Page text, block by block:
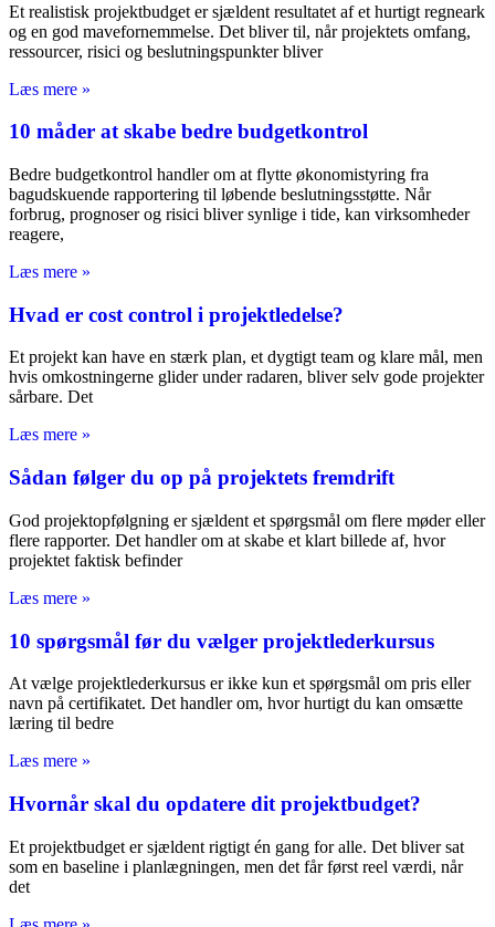
Et realistisk projektbudget er sjældent resultatet af et hurtigt regneark
og en god mavefornemmelse. Det bliver til, når projektets omfang,
ressourcer, risici og beslutningspunkter bliver
Læs mere »
10 måder at skabe bedre budgetkontrol
Bedre budgetkontrol handler om at flytte økonomistyring fra
bagudskuende rapportering til løbende beslutningsstøtte. Når
forbrug, prognoser og risici bliver synlige i tide, kan virksomheder
reagere,
Læs mere »
Hvad er cost control i projektledelse?
Et projekt kan have en stærk plan, et dygtigt team og klare mål, men
hvis omkostningerne glider under radaren, bliver selv gode projekter
sårbare. Det
Læs mere »
Sådan følger du op på projektets fremdrift
God projektopfølgning er sjældent et spørgsmål om flere møder eller
flere rapporter. Det handler om at skabe et klart billede af, hvor
projektet faktisk befinder
Læs mere »
10 spørgsmål før du vælger projektlederkursus
At vælge projektlederkursus er ikke kun et spørgsmål om pris eller
navn på certifikatet. Det handler om, hvor hurtigt du kan omsætte
læring til bedre
Læs mere »
Hvornår skal du opdatere dit projektbudget?
Et projektbudget er sjældent rigtigt én gang for alle. Det bliver sat
som en baseline i planlægningen, men det får først reel værdi, når
det